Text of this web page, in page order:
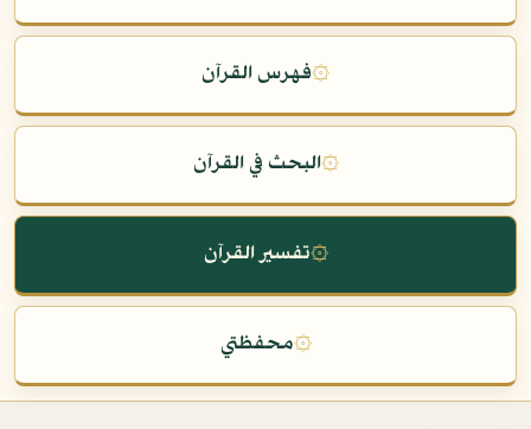
۞فهرس القرآن
۞البحث في القرآن
۞تفسير القرآن
۞محفظتي